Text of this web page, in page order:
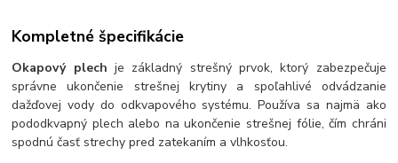
Kompletné špecifikácie
Okapový plech je základný strešný prvok, ktorý zabezpečuje
správne ukončenie strešnej krytiny a spoľahlivé odvádzanie
dažďovej vody do odkvapového systému. Používa sa najmä ako
pododkvapný plech alebo na ukončenie strešnej fólie, čím chráni
spodnú časť strechy pred zatekaním a vlhkosťou.